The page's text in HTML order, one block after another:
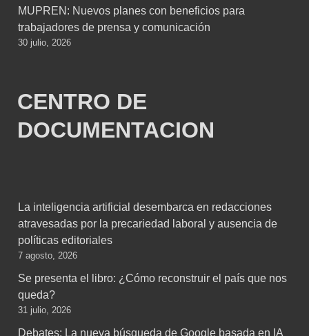
MUPREN: Nuevos planes con beneficios para
trabajadores de prensa y comunicación
30 julio, 2026
CENTRO DE
DOCUMENTACION
La inteligencia artificial desembarca en redacciones
atravesadas por la precariedad laboral y ausencia de
políticas editoriales
7 agosto, 2026
Se presenta el libro: ¿Cómo reconstruir el país que nos
queda?
31 julio, 2026
Debates: La nueva búsqueda de Google basada en IA